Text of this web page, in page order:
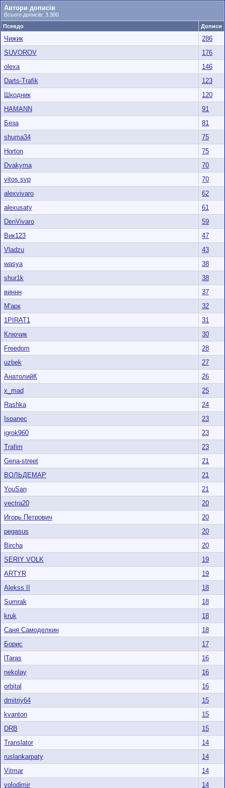
Автори дописів
Всього дописів: 3.300
Псевдо
Дописи
Чижик
286
SUVOROV
176
olexa
146
Darts-Trafik
123
Шкодник
120
HAMANN
91
Беза
81
shuma34
75
Horton
75
Dvakyma
70
vitos svp
70
alexvivaro
62
alexusaty
61
DenVivaro
59
Вик123
47
Vladzu
43
wasya
38
shur1k
38
виннн
37
М'арк
32
1PIRAT1
31
Ключик
30
Freedom
28
uzbek
27
АнатолийК
26
x_mad
25
Rashka
24
Ispanec
23
igrok960
23
Trafim
23
Gena-street
21
ВОЛЬДЕМАР
21
YouSan
21
vectra20
20
Игорь Петрович
20
pegasus
20
Bircha
20
SERIY VOLK
19
ARTYR
19
Alekss II
18
Sumrak
18
kruk
18
Саня Самоделкин
18
Борис
17
lTaras
16
nekolay
16
orbital
16
dmitriy64
15
kvanton
15
DRB
15
Translator
14
ruslankarpaty
14
Vitmar
14
volodimir
14